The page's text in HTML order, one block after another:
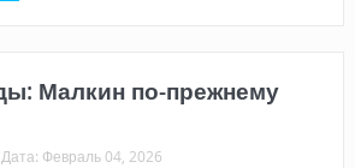
Малкин по-прежнему
Дата: Февраль 04, 2026